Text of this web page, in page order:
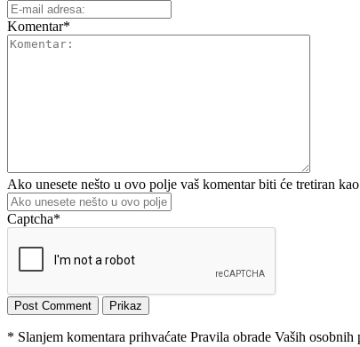
Komentar*
Ako unesete nešto u ovo polje vaš komentar biti će tretiran
Captcha*
* Slanjem komentara prihvaćate Pravila obrade Vaših osobnih